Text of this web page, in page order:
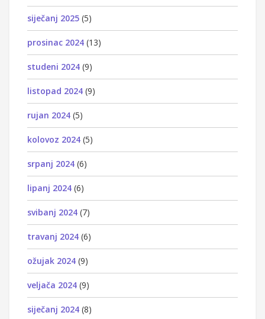
siječanj 2025 (5)
prosinac 2024 (13)
studeni 2024 (9)
listopad 2024 (9)
rujan 2024 (5)
kolovoz 2024 (5)
srpanj 2024 (6)
lipanj 2024 (6)
svibanj 2024 (7)
travanj 2024 (6)
ožujak 2024 (9)
veljača 2024 (9)
siječanj 2024 (8)